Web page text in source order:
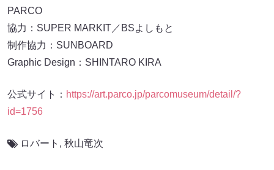
PARCO
協力：SUPER MARKIT／BSよしもと
制作協力：SUNBOARD
Graphic Design：SHINTARO KIRA
公式サイト： https://art.parco.jp/parcomuseum/detail/?
id=1756
ロバート , 秋山竜次